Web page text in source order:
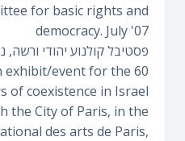
for basic rights and
democracy. July '07
פסטיבל קולנוע יהודי ורשה, נוב'
exhibit/event for the 60
of coexistence in Israel
the City of Paris, in the
des arts de Paris,